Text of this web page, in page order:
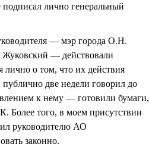
лично генеральный
— мэр города О.Н.
— действовали
лично о том, что их действия
две недели говорил до
к нему — готовили бумаги,
того, в моем присутствии
руководителю АО
законно.